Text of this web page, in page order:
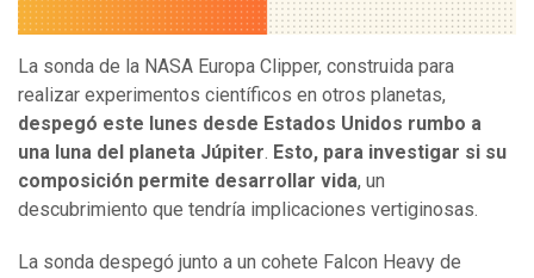
La sonda de la NASA Europa Clipper, construida para
realizar experimentos científicos en otros planetas,
despegó este lunes desde Estados Unidos rumbo a
una luna del planeta Júpiter. Esto, para investigar si su
composición permite desarrollar vida, un
descubrimiento que tendría implicaciones vertiginosas.
La sonda despegó junto a un cohete Falcon Heavy de